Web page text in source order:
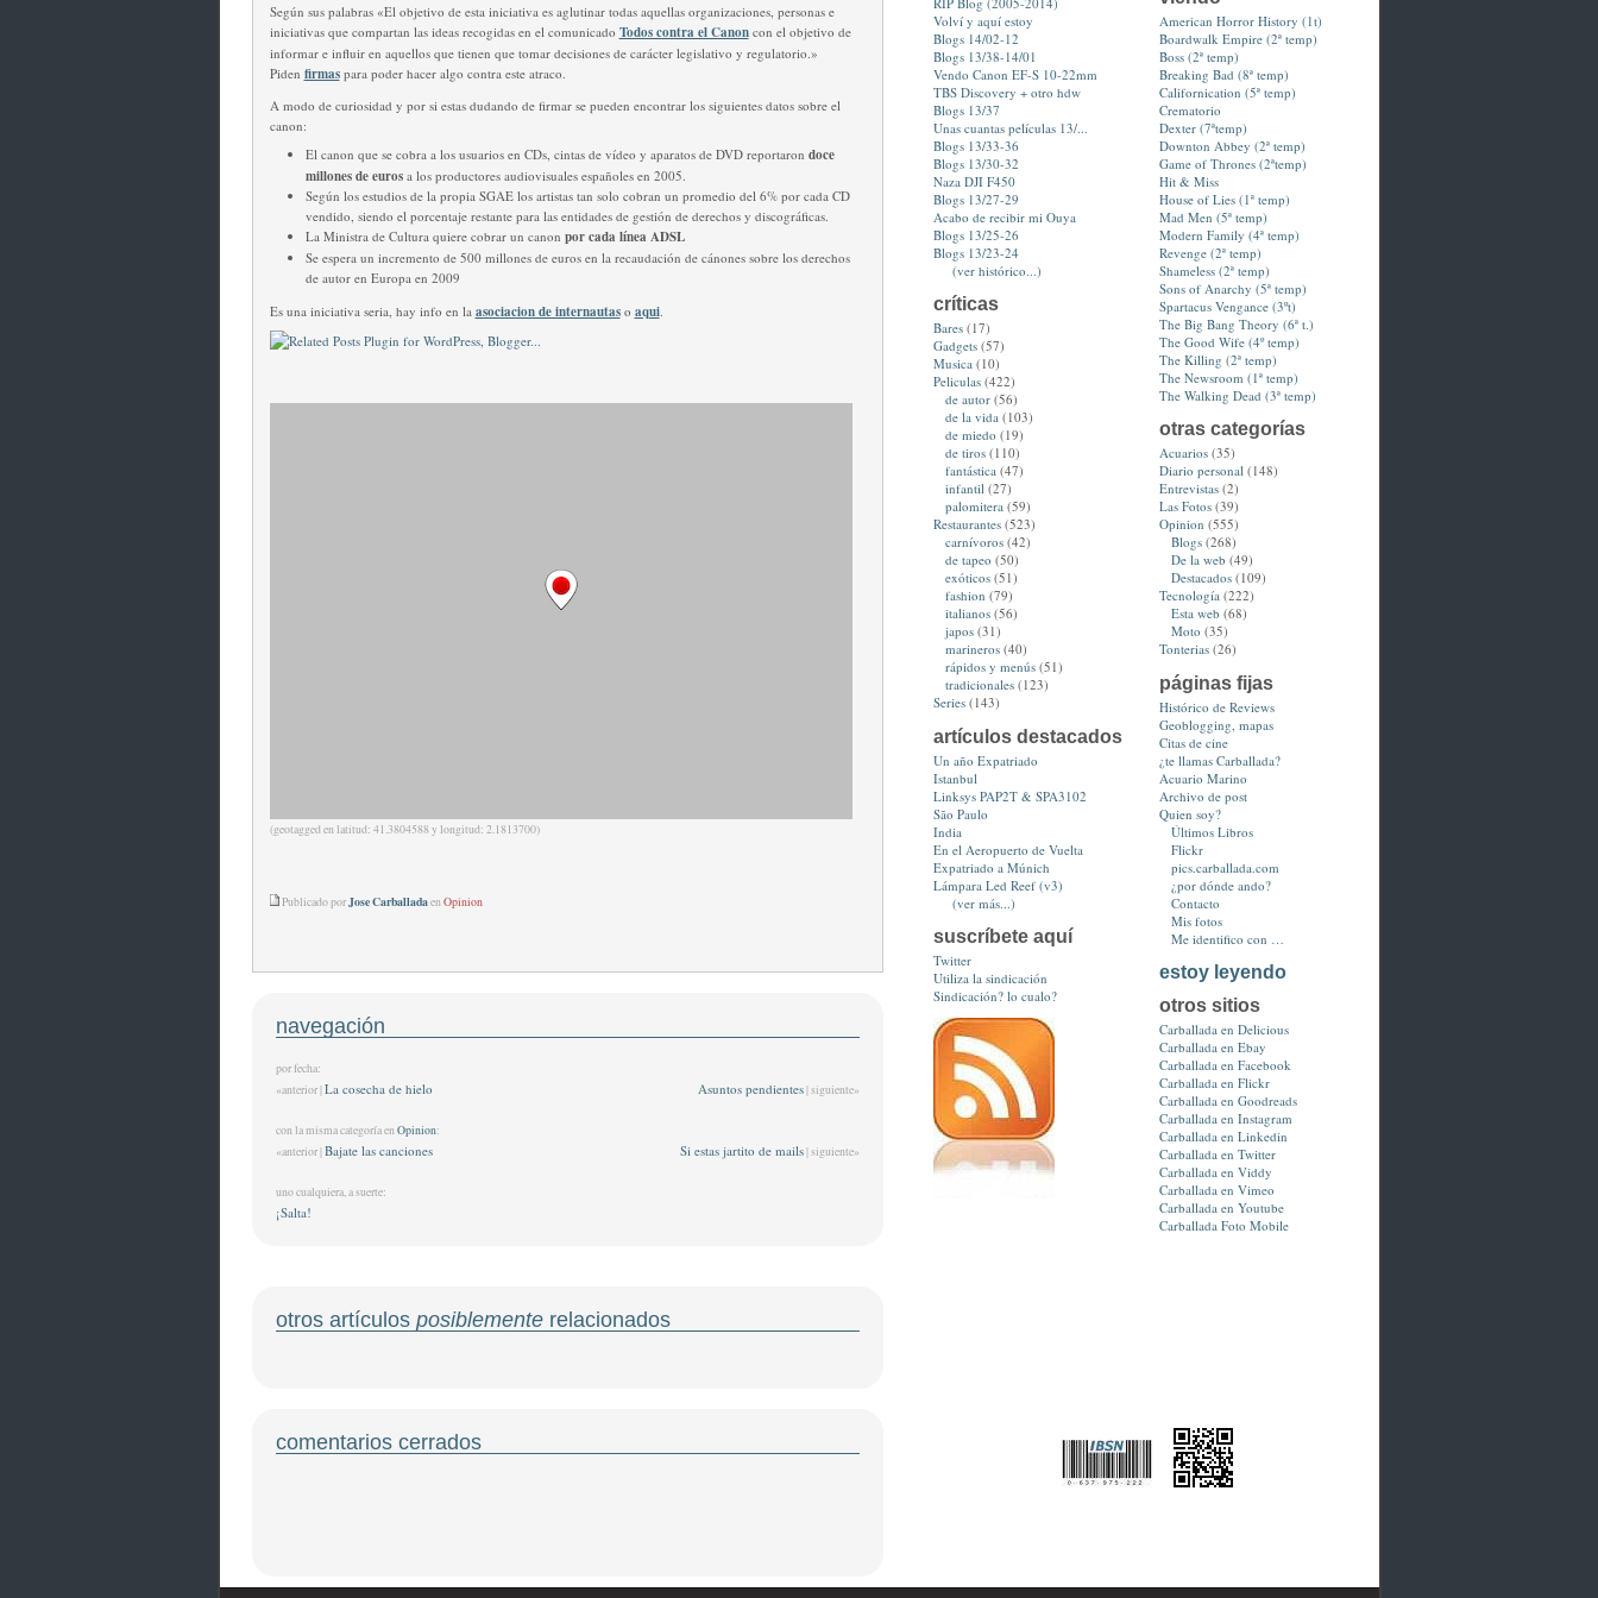
Según sus palabras «El objetivo de esta iniciativa es aglutinar todas aquellas organizaciones, personas e
iniciativas que compartan las ideas recogidas en el comunicado Todos contra el Canoncon el objetivo de
informar e influir en aquellos que tienen que tomar decisiones de carácter legislativo y regulatorio.»
Piden firmaspara poder hacer algo contra este atraco.
A modo de curiosidad y por si estas dudando de firmar se pueden encontrar los siguientes datos sobre el
canon:
El canon que se cobra a los usuarios en CDs, cintas de vídeo y aparatos de DVD reportaron doce
millones de eurosa los productores audiovisuales españoles en 2005.
Según los estudios de la propia SGAE los artistas tan solo cobran un promedio del 6% por cada CD
vendido, siendo el porcentaje restante para las entidades de gestión de derechos y discográficas.
La Ministra de Cultura quiere cobrar un canon por cada línea ADSL
Se espera un incremento de 500 millones de euros en la recaudación de cánones sobre los derechos
de autor en Europa en 2009
Es una iniciativa seria, hay info en la asociacion de internautaso aqui.
(geotagged en latitud: 41.3804588 y longitud: 2.1813700)
Publicado porJose CarballadaenOpinion
navegación
por fecha:
Asuntos pendientes| siguiente»
«anterior |La cosecha de hielo
con la misma categoría enOpinion:
Si estas jartito de mails| siguiente»
«anterior |Bajate las canciones
uno cualquiera, a suerte:
¡Salta!
otros artículos posiblementerelacionados
comentarios cerrados
Volví y aquí estoy
Blogs 14/02-12
Blogs 13/38-14/01
Vendo Canon EF-S 10-22mm
TBS Discovery + otro hdw
Blogs 13/37
Unas cuantas películas 13/...
Blogs 13/33-36
Blogs 13/30-32
Naza DJI F450
Blogs 13/27-29
Acabo de recibir mi Ouya
Blogs 13/25-26
Blogs 13/23-24
(ver histórico...)
críticas
Bares(17)
Gadgets(57)
Musica(10)
Peliculas(422)
de autor(56)
de la vida(103)
de miedo (19)
de tiros(110)
fantástica(47)
infantil(27)
palomitera(59)
Restaurantes(523)
carnívoros(42)
de tapeo (50)
exóticos(51)
fashion (79)
italianos(56)
japos(31)
marineros(40)
rápidos y menús(51)
tradicionales(123)
Series(143)
artículos destacados
Un año Expatriado
Istanbul
Linksys PAP2T & SPA3102
São Paulo
India
En el Aeropuerto de Vuelta
Expatriado a Múnich
Lámpara Led Reef (v3)
(ver más...)
suscríbete aquí
Twitter
Utiliza la sindicación
Sindicación? lo cualo?
American Horror History (1t)
Boardwalk Empire (2ª temp)
Boss (2ª temp)
Breaking Bad (8ª temp)
Californication (5ª temp)
Crematorio
Dexter (7ªtemp)
Downton Abbey (2ª temp)
Game of Thrones (2ªtemp)
Hit & Miss
House of Lies (1ª temp)
Mad Men (5ª temp)
Modern Family (4ª temp)
Revenge (2ª temp)
Shameless (2ª temp)
Sons of Anarchy (5ª temp)
Spartacus Vengance (3ºt)
The Big Bang Theory (6ª t.)
The Good Wife (4º temp)
The Killing (2ª temp)
The Newsroom (1ª temp)
The Walking Dead (3ª temp)
otras categorías
Acuarios(35)
Diario personal(148)
Entrevistas(2)
Las Fotos(39)
Opinion (555)
Blogs(268)
De la web (49)
Destacados(109)
Tecnología(222)
Esta web (68)
Moto (35)
Tonterias(26)
páginas fijas
Histórico de Reviews
Geoblogging, mapas
Citas de cine
¿te llamas Carballada?
Acuario Marino
Archivo de post
Quien soy?
Últimos Libros
Flickr
pics.carballada.com
¿por dónde ando?
Contacto
Mis fotos
Me identifico con …
estoy leyendo
otros sitios
Carballada en Delicious
Carballada en Ebay
Carballada en Facebook
Carballada en Flickr
Carballada en Goodreads
Carballada en Instagram
Carballada en Linkedin
Carballada en Twitter
Carballada en Viddy
Carballada en Vimeo
Carballada en Youtube
Carballada Foto Mobile